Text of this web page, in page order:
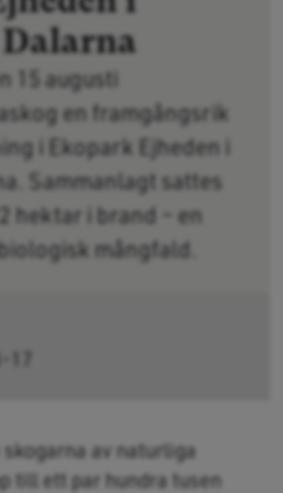
15 augusti
en framgångsrik
i Ekopark Ejheden i
Sammanlagt sattes
hektar i brand – en
mångfald.
av naturliga
till ett par hundra tusen